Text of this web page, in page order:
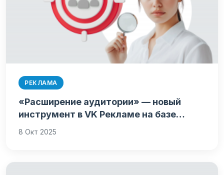
РЕКЛАМА
«Расширение аудитории» — новый
инструмент в VK Рекламе на базе…
8 Окт 2025